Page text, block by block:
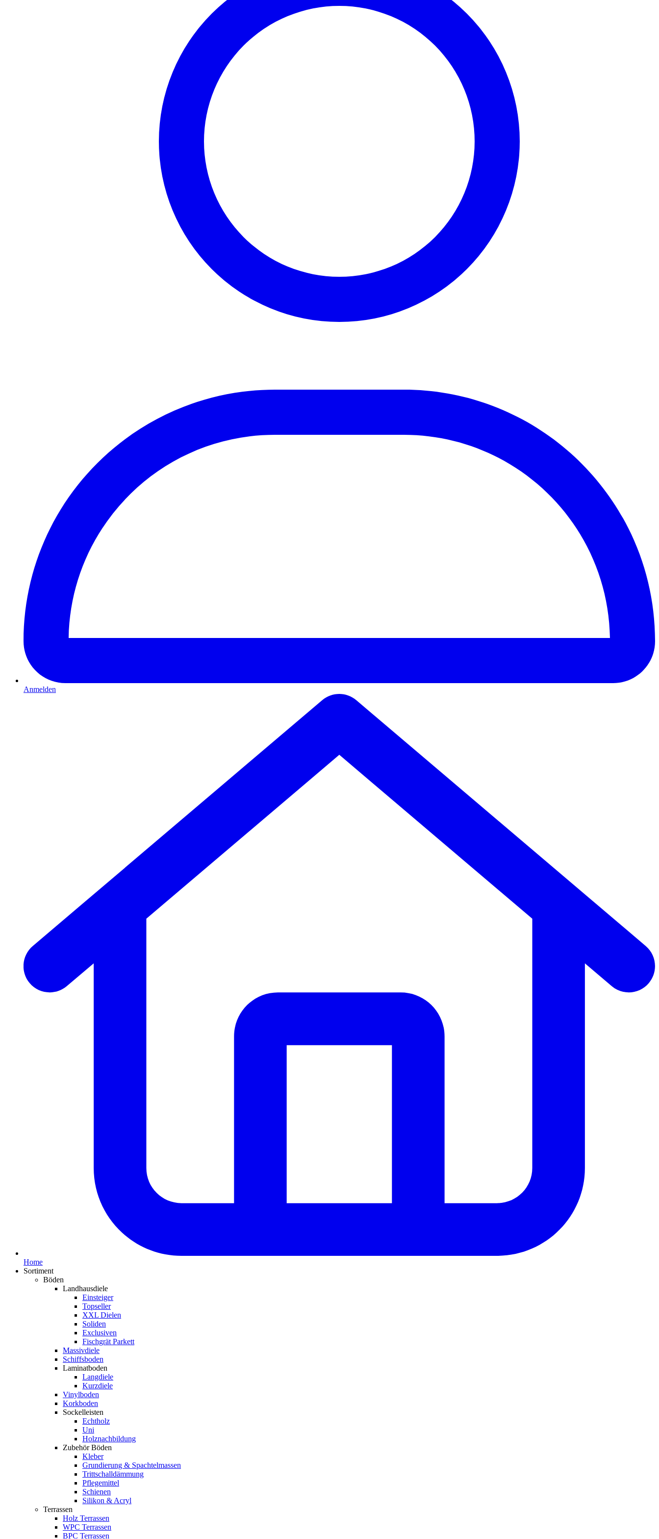
Anmelden
Home
Sortiment
Böden
Landhausdiele
Einsteiger
Topseller
XXL Dielen
Soliden
Exclusiven
Fischgrät Parkett
Massivdiele
Schiffsboden
Laminatboden
Langdiele
Kurzdiele
Vinylboden
Korkboden
Sockelleisten
Echtholz
Uni
Holznachbildung
Zubehör Böden
Kleber
Grundierung & Spachtelmassen
Trittschalldämmung
Pflegemittel
Schienen
Silikon & Acryl
Terrassen
Holz Terrassen
WPC Terrassen
BPC Terrassen